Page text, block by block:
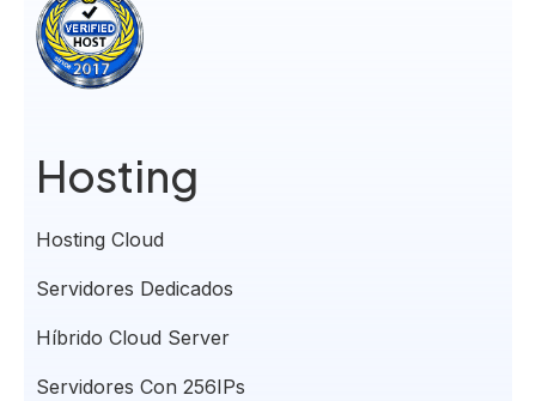
Hosting
Hosting Cloud
Servidores Dedicados
Híbrido Cloud Server
Servidores Con 256IPs